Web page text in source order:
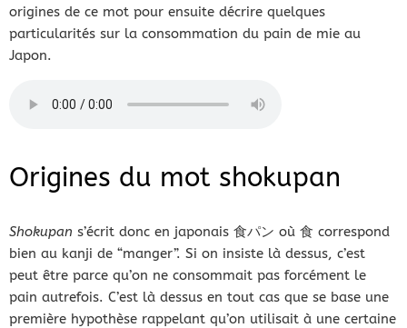
origines de ce mot pour ensuite décrire quelques
particularités sur la consommation du pain de mie au
Japon.
Origines du mot shokupan
Shokupan s’écrit donc en japonais 食パン où 食 correspond
bien au kanji de “manger”. Si on insiste là dessus, c’est
peut être parce qu’on ne consommait pas forcément le
pain autrefois. C’est là dessus en tout cas que se base une
première hypothèse rappelant qu’on utilisait à une certaine